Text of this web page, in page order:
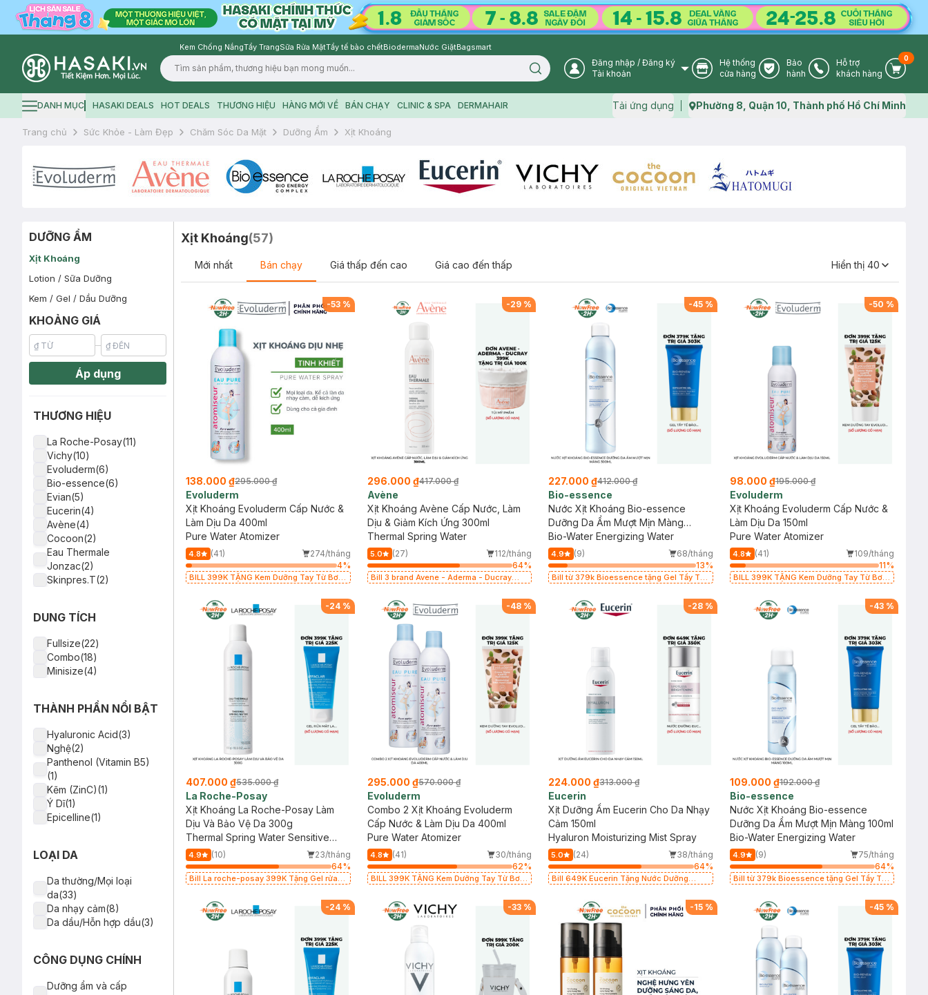
Kem Chống NắngTẩy TrangSữa Rửa MặtTẩy tế bào chếtBiodermaNước GiặtBagsmart
Logo
Search icon User Icon
Đăng nhập / Đăng ký
Tài khoản
Store Icon
Hệ thống
cửa hàng
Warranty Icon
Bảo
hành
Phone Icon
Hỗ trợ
khách hàng
Cart
0
Hamburger icon
DANH MỤC HASAKI DEALS HOT DEALS THƯƠNG HIỆU HÀNG MỚI VỀ BÁN CHẠY CLINIC & SPA DERMAHAIR Tải ứng dụng Map icon
Phường 8, Quận 10, Thành phố Hồ Chí Minh
Trang chủ Sức Khỏe - Làm Đẹp Chăm Sóc Da Mặt Dưỡng Ẩm Xịt Khoáng
DƯỠNG ẨM
Xịt Khoáng
Lotion / Sữa Dưỡng
Kem / Gel / Dầu Dưỡng
KHOẢNG GIÁ
Áp dụng
THƯƠNG HIỆU
La Roche-Posay(11)
Vichy(10)
Evoluderm(6)
Bio-essence(6)
Evian(5)
Eucerin(4)
Avène(4)
Cocoon(2)
Eau Thermale
Jonzac(2)
Skinpres.T(2)
Freeplus(1)
Naris Cosmetics(1)
DUNG TÍCH
Fullsize(22)
Combo(18)
Minisize(4)
THÀNH PHẦN NỔI BẬT
Hyaluronic Acid(3)
Nghệ(2)
Panthenol (Vitamin B5)
(1)
Kẽm (ZinC)(1)
Ý Dĩ(1)
Epicelline(1)
LOẠI DA
Da thường/Mọi loại
da(33)
Da nhạy cảm(8)
Da dầu/Hỗn hợp dầu(3)
CÔNG DỤNG CHÍNH
Dưỡng ẩm và cấp
Xịt Khoáng(57)
Mới nhất Bán chạy Giá thấp đến cao Giá cao đến thấp Hiển thị 40
-53%
138.000 ₫295.000 ₫
Evoluderm
Xịt Khoáng Evoluderm Cấp Nước &
Làm Dịu Da 400ml
Pure Water Atomizer
4.8 (41)
274/tháng
4%
BILL 399K TẶNG Kem Dưỡng Tay Từ Bơ
-29 %
296.000 ₫417.000 ₫
Avène
Xịt Khoáng Avène Cấp Nước, Làm
Dịu & Giảm Kích Ứng 300ml
Thermal Spring Water
5.0 (27)
112/tháng
64%
Bill 3 brand Avene - Aderma - Ducray
(SL có hạn)
-45%
227.000 ₫412.000 ₫
Bio-essence
Nước Xịt Khoáng Bio-essence
Dưỡng Da Ẩm Mượt Mịn Màng
300ml
Bio-Water Energizing Water
4.9 (9)
68/tháng
13%
Bill từ 379k Bioessence tặng Gel Tẩy Tế
-50 %
98.000 ₫195.000 ₫
Evoluderm
Xịt Khoáng Evoluderm Cấp Nước &
Làm Dịu Da 150ml
Pure Water Atomizer
4.8 (41)
109/tháng
11%
BILL 399K TẶNG Kem Dưỡng Tay Từ Bơ
-24%
407.000 ₫535.000 ₫
La Roche-Posay
Xịt Khoáng La Roche-Posay Làm
Dịu Và Bảo Vệ Da 300g
Thermal Spring Water Sensitive
Skin
4.9 (10)
23/tháng
64%
Bill La roche-posay 399K Tặng Gel rửa
-48 %
295.000 ₫570.000 ₫
Evoluderm
Combo 2 Xịt Khoáng Evoluderm
Cấp Nước & Làm Dịu Da 400ml
Pure Water Atomizer
4.8 (41)
30/tháng
62%
BILL 399K TẶNG Kem Dưỡng Tay Từ Bơ
-28%
224.000 ₫313.000 ₫
Eucerin
Xịt Dưỡng Ẩm Eucerin Cho Da Nhạy
Cảm 150ml
Hyaluron Moisturizing Mist Spray
5.0 (24)
38/tháng
64%
Bill 649K Eucerin Tặng Nước Dưỡng
-43 %
109.000 ₫192.000 ₫
Bio-essence
Nước Xịt Khoáng Bio-essence
Dưỡng Da Ẩm Mượt Mịn Màng 100ml
Bio-Water Energizing Water
4.9 (9)
75/tháng
64%
Bill từ 379k Bioessence tặng Gel Tẩy Tế
-24% -33 % -15% -45 %